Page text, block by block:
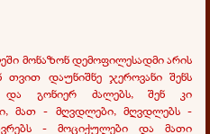
მონაზონ დემოფილესადმი არის
თვით დაუნიშნე ჯეროვანი შენს
და გონიერ ძალებს, შენ კი
მათ - მღვდლები, მღვდლებს -
- მოციქულები და მათი